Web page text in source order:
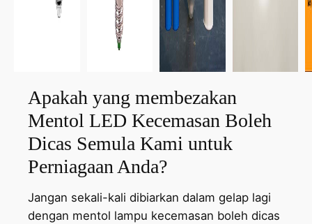
Apakah yang membezakan
Mentol LED Kecemasan Boleh
Dicas Semula Kami untuk
Perniagaan Anda?
Jangan sekali-kali dibiarkan dalam gelap lagi
dengan mentol lampu kecemasan boleh dicas